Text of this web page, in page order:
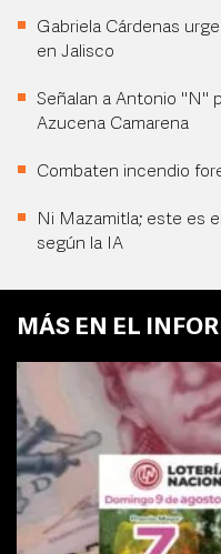
Gabriela Cárdenas
en Jalisco
Señalan a Antonio "N"
Azucena Camarena
Combaten incendio
Ni Mazamitla; este es
según la IA
MÁS EN EL